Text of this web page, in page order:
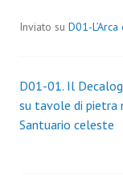
Inviato su D01-
articoli
D01-01. Il
su tavole di pietra
Santuario celeste